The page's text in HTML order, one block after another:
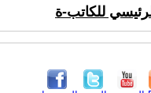
للكاتب-ة